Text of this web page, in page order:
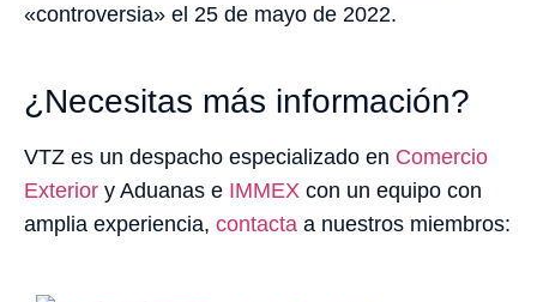
«controversia» el 25 de mayo de 2022.
¿Necesitas más información?
VTZ es un despacho especializado en Comercio
Exterior y Aduanas e IMMEX con un equipo con
amplia experiencia, contacta a nuestros miembros: